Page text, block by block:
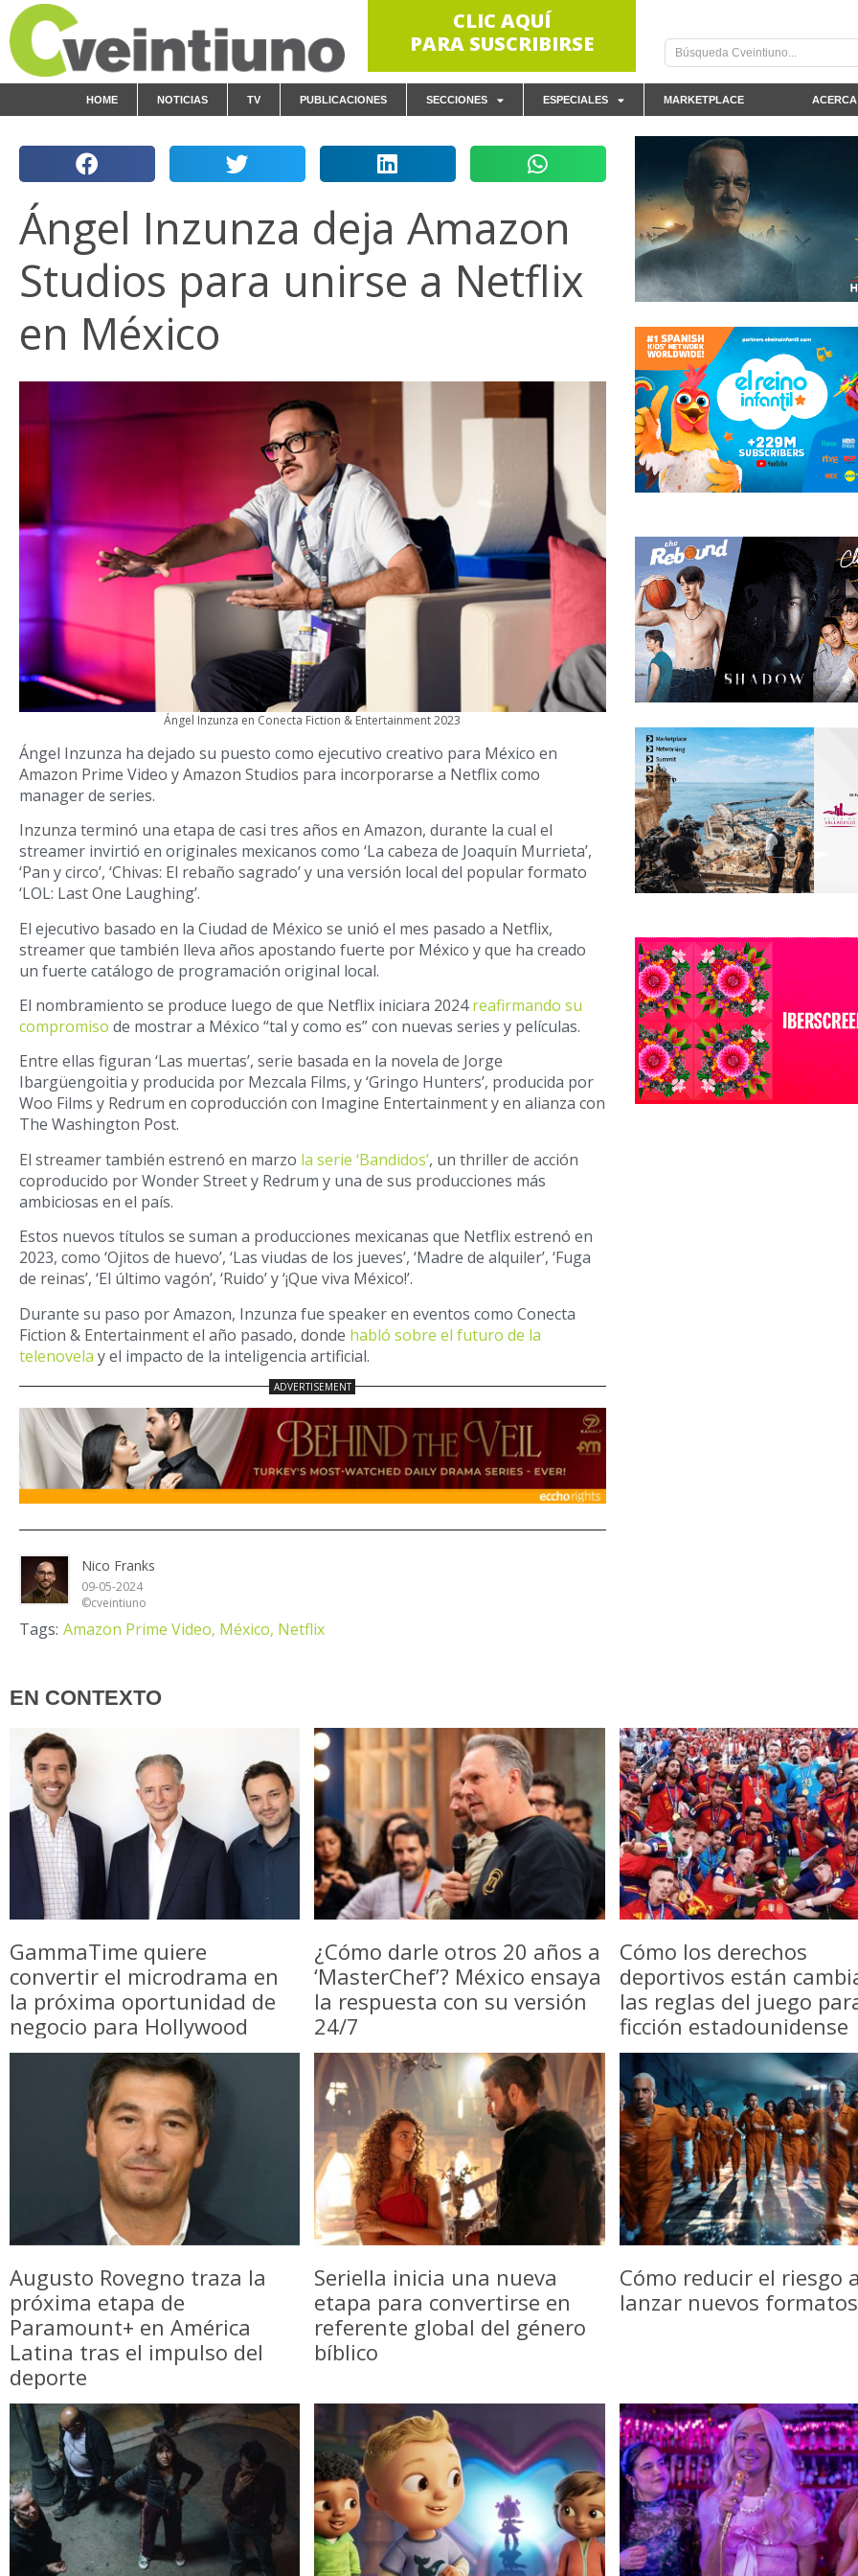
CLIC AQUÍ
PARA SUSCRIBIRSE
HOME NOTICIAS TV PUBLICACIONES SECCIONES ESPECIALES MARKETPLACE
Ángel Inzunza deja Amazon
Studios para unirse a Netflix
en México
Ángel Inzunza en Conecta Fiction & Entertainment 2023
Ángel Inzunza ha dejado su puesto como ejecutivo creativo para México en
Amazon Prime Video y Amazon Studios para incorporarse a Netflix como
manager de series.
Inzunza terminó una etapa de casi tres años en Amazon, durante la cual el
streamer invirtió en originales mexicanos como ‘La cabeza de Joaquín Murrieta’,
‘Pan y circo’, ‘Chivas: El rebaño sagrado’ y una versión local del popular formato
‘LOL: Last One Laughing’.
El ejecutivo basado en la Ciudad de México se unió el mes pasado a Netflix,
streamer que también lleva años apostando fuerte por México y que ha creado
un fuerte catálogo de programación original local.
El nombramiento se produce luego de que Netflix iniciara 2024reafirmando su
compromiso de mostrar a México “tal y como es” con nuevas series y películas.
Entre ellas figuran ‘Las muertas’, serie basada en la novela de Jorge
Ibargüengoitia y producida por Mezcala Films, y ‘Gringo Hunters’, producida por
Woo Films y Redrum en coproducción con Imagine Entertainment y en alianza con
The Washington Post.
El streamer también estrenó en marzo la serie ‘Bandidos’, un thriller de acción
coproducido por Wonder Street y Redrum y una de sus producciones más
ambiciosas en el país.
Estos nuevos títulos se suman a producciones mexicanas que Netflix estrenó en
2023, como ‘Ojitos de huevo’, ‘Las viudas de los jueves’, ‘Madre de alquiler’, ‘Fuga
de reinas’, ‘El último vagón’, ‘Ruido’ y ‘¡Que viva México!’.
Durante su paso por Amazon, Inzunza fue speaker en eventos como Conecta
Fiction & Entertainment el año pasado, donde habló sobre el futuro de la
telenovela y el impacto de la inteligencia artificial.
Nico Franks
09-05-2024
©cveintiuno
Tags: Amazon Prime Video, México, Netflix
EN CONTEXTO
GammaTime quiere
convertir el microdrama en
la próxima oportunidad de
negocio para Hollywood
¿Cómo darle otros 20 años a
‘MasterChef’? México ensaya
la respuesta con su versión
24/7
Cómo los derechos
deportivos están
las reglas del juego
ficción estadounidense
Augusto Rovegno traza la
próxima etapa de
Paramount+ en América
Latina tras el impulso del
deporte
Seriella inicia una nueva
etapa para convertirse en
referente global del género
bíblico
Cómo reducir el riesgo
lanzar nuevos formatos